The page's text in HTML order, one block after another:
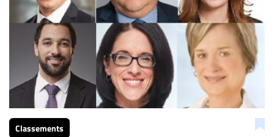
À
propos
Infolettre
S’abonner
FAQ
Politique de
Classements